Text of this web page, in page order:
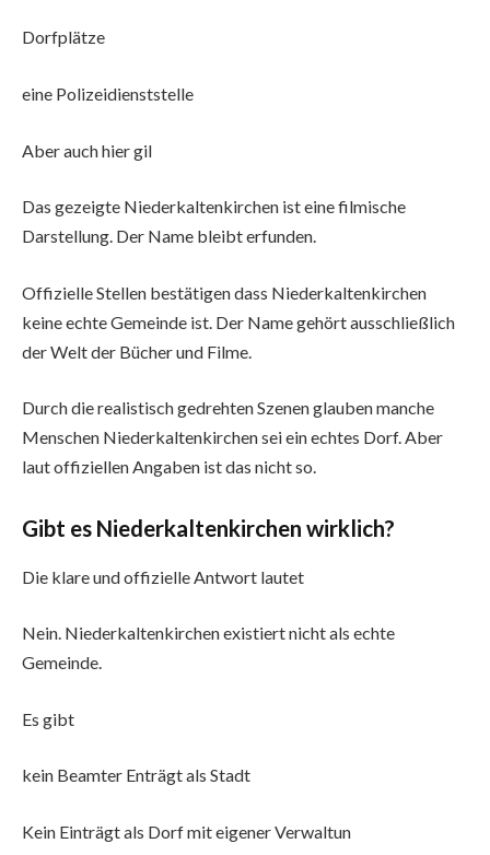
Dorfplätze
eine Polizeidienststelle
Aber auch hier gil
Das gezeigte Niederkaltenkirchen ist eine filmische
Darstellung. Der Name bleibt erfunden.
Offizielle Stellen bestätigen dass Niederkaltenkirchen
keine echte Gemeinde ist. Der Name gehört ausschließlich
der Welt der Bücher und Filme.
Durch die realistisch gedrehten Szenen glauben manche
Menschen Niederkaltenkirchen sei ein echtes Dorf. Aber
laut offiziellen Angaben ist das nicht so.
Gibt es Niederkaltenkirchen wirklich?
Die klare und offizielle Antwort lautet
Nein. Niederkaltenkirchen existiert nicht als echte
Gemeinde.
Es gibt
kein Beamter Enträgt als Stadt
Kein Einträgt als Dorf mit eigener Verwaltun